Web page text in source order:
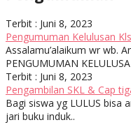
Terbit : Juni 8, 2023
Pengumuman Kelulusan
Assalamu’alaikum wr wb.
PENGUMUMAN
Terbit : Juni 8, 2023
Pengambilan SKL & Cap
Bagi siswa yg LULUS bisa
jari buku induk..